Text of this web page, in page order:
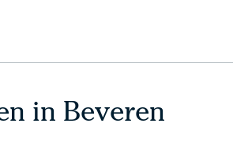
in Beveren